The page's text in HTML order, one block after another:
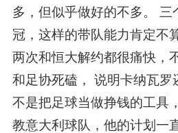
多，但似乎做好的不多。 三
冠，这样的带队能力肯定不
两次和恒大解约都很痛快，
和足协死磕， 说明卡纳瓦罗
不是把足球当做挣钱的工具
教意大利球队，他的计划一